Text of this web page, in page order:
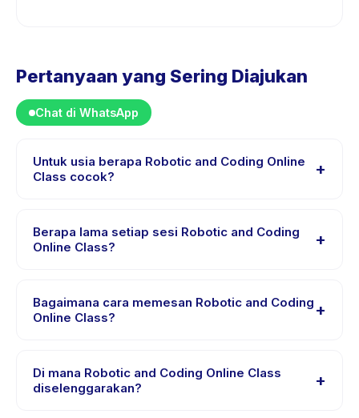
Pertanyaan yang Sering Diajukan
Chat di WhatsApp
Untuk usia berapa Robotic and Coding Online
Class cocok?
+
usia 3 sampai 12 tahun. Instruktur menyesuaikan
program untuk berbagai tingkat kemampuan dalam
Berapa lama setiap sesi Robotic and Coding
Online Class?
+
berlangsung sekitar 60 menit. Datang 10 menit lebih
awal untuk proses check-in yang lancar.
Bagaimana cara memesan Robotic and Coding
Online Class?
+
Coding Online Class, pilih tanggal dan paket yang
diinginkan, lalu pesan secara instan. Anda akan
Di mana Robotic and Coding Online Class
diselenggarakan?
+